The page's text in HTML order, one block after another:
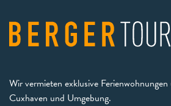
Wir vermieten exklusive
Cuxhaven und Umgebung.